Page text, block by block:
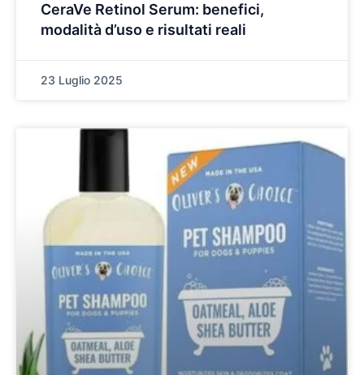
CeraVe Retinol Serum: benefici,
modalità d’uso e risultati reali
23 Luglio 2025